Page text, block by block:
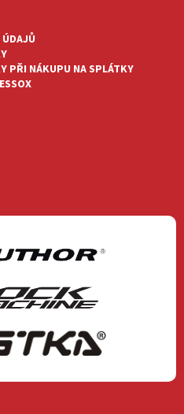
PŘI NÁKUPU NA SPLÁTKY